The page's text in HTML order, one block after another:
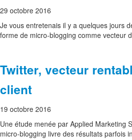
29 octobre 2016
Je vous entretenais il y a quelques jours
forme de micro-blogging comme vecteur
Twitter, vecteur
client
19 octobre 2016
Une étude menée par Applied Marketing
micro-blogging livre des résultats parfois